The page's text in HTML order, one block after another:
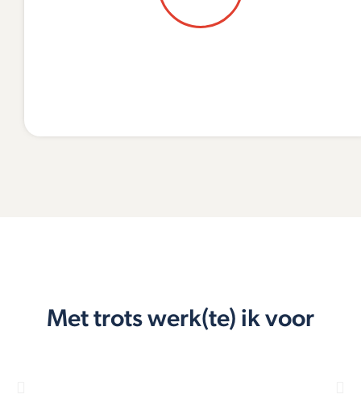
Met trots werk(te) ik voor